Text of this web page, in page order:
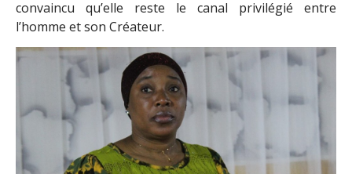
convaincu qu’elle reste le canal privilégié entre
l’homme et son Créateur.